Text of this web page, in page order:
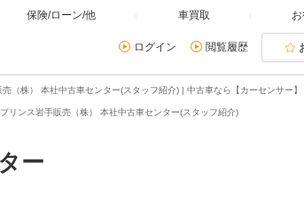
保険/ローン/他 車買取
ログイン 閲覧履歴
（株） 本社中古車センター(スタッフ紹介) | 中古車なら【カーセンサー】
リンス岩手販売（株） 本社中古車センター(スタッフ紹介)
ー